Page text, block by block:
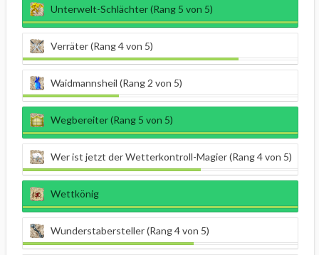
Unterwelt-Schlächter (Rang 5 von 5)
Verräter (Rang 4 von 5)
Waidmannsheil (Rang 2 von 5)
Wegbereiter (Rang 5 von 5)
Wer ist jetzt der Wetterkontroll-Magier (Rang 4 von 5)
Wettkönig
Wunderstabersteller (Rang 4 von 5)